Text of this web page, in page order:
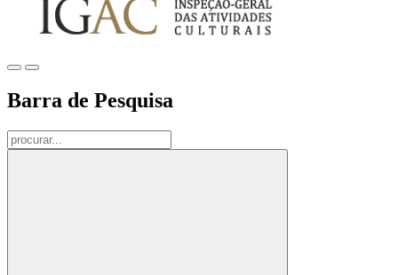
Barra de Pesquisa